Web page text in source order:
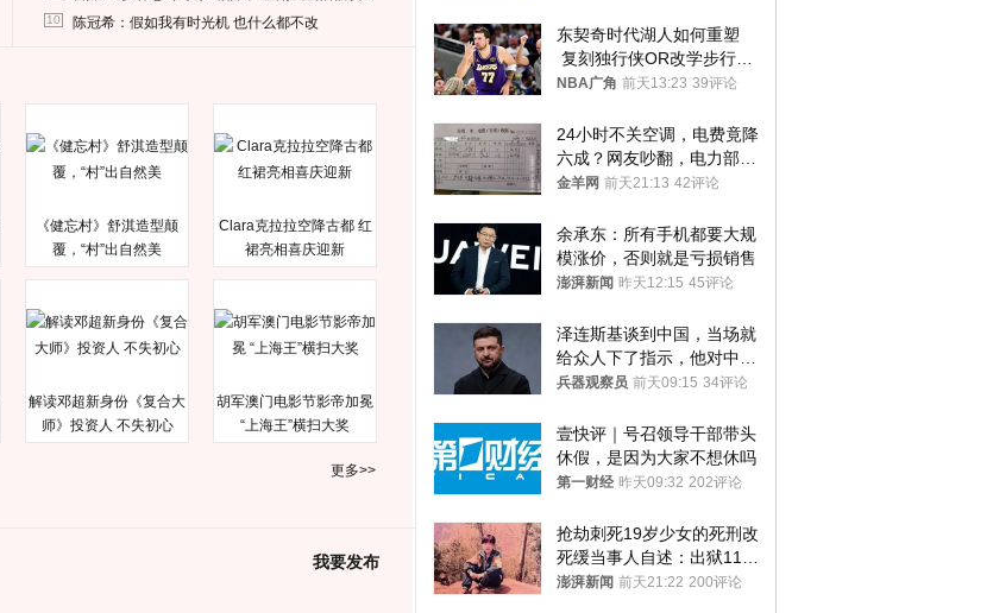
10 陈冠希：假如我有时光机 也什么都不改
《健忘村》舒淇造型颠
覆，“村”出自然美
Clara克拉拉空降古都 红
裙亮相喜庆迎新
解读邓超新身份《复合大
师》投资人 不失初心
胡军澳门电影节影帝加冕
“上海王”横扫大奖
更多>>
我要发布
东契奇时代湖人如何重塑
复刻独行侠OR改学步行
者？
NBA广角 前天13:23 39评论
24小时不关空调，电费竟降
六成？网友吵翻，电力部门
回应→
金羊网 前天21:13 42评论
余承东：所有手机都要大规
模涨价，否则就是亏损销售
澎湃新闻 昨天12:15 45评论
泽连斯基谈到中国，当场就
给众人下了指示，他对中国
和中乌关系，显然又有了新
兵器观察员 前天09:15 34评论
壹快评｜号召领导干部带头
休假，是因为大家不想休吗
第一财经 昨天09:32 202评论
抢劫刺死19岁少女的死刑改
死缓当事人自述：出狱11年
间始终刻意躲避被害人家属
澎湃新闻 前天21:22 200评论